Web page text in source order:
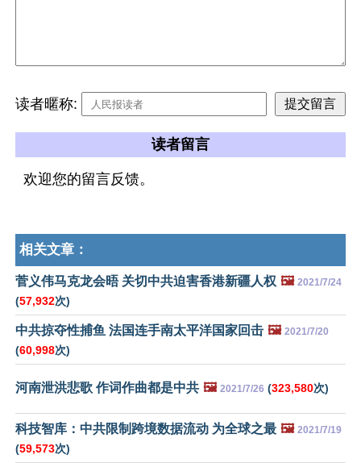
读者暱称:
读者留言
欢迎您的留言反馈。
相关文章：
菅义伟马克龙会晤 关切中共迫害香港新疆人权 🖼️ 2021/7/24
(57,932次)
中共掠夺性捕鱼 法国连手南太平洋国家回击 🖼️ 2021/7/20
(60,998次)
河南泄洪悲歌 作词作曲都是中共 🖼️ 2021/7/26 (323,580次)
科技智库：中共限制跨境数据流动 为全球之最 🖼️ 2021/7/19
(59,573次)